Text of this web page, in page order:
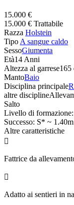
15.000 €
15.000 € Trattabile
Razza Holstein
Tipo A sangue caldo
SessoGiumenta
Età14 Anni
Altezza al garrese165
MantoBaio
Disciplina principale
altre discipline
Salto
Livello di
Successo: S* ~ 1.40m
Altre caratteristiche

Fattrice da

Adatto ai sentieri in